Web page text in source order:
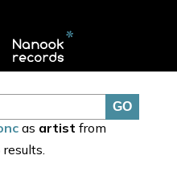
as artist from
results.